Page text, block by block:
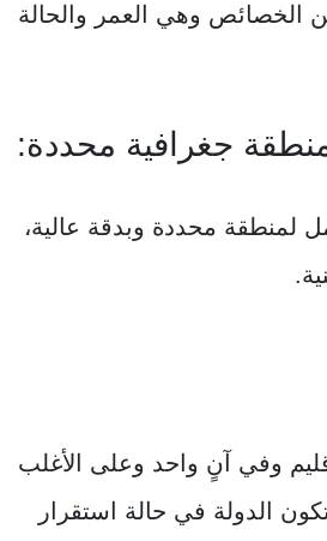
وهي العمر والحالة
لمنطقة محددة وبدقة عالية،
وفي آنٍ واحد وعلى الأغلب
الدولة في حالة استقرار